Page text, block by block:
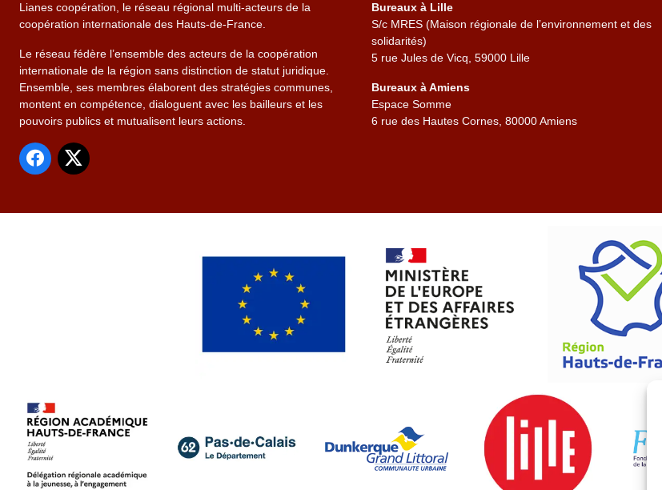
Lianes coopération, le réseau régional multi-acteurs de la
coopération internationale des Hauts-de-France.
Le réseau fédère l’ensemble des acteurs de la coopération
internationale de la région sans distinction de statut juridique.
Ensemble, ses membres élaborent des stratégies communes,
montent en compétence, dialoguent avec les bailleurs et les
pouvoirs publics et mutualisent leurs actions.
Bureaux à Lille
S/c MRES (Maison régionale de l’environnement et des
solidarités)
5 rue Jules de Vicq, 59000 Lille
Bureaux à Amiens
Espace Somme
6 rue des Hautes Cornes, 80000 Amiens